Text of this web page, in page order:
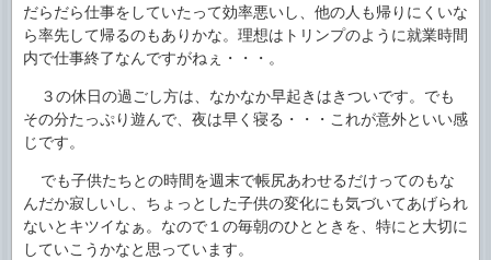
だらだら仕事をしていたって効率悪いし、他の人も帰りにくいな
ら率先して帰るのもありかな。理想はトリンプのように就業時間
内で仕事終了なんですがねぇ・・・。
３の休日の過ごし方は、なかなか早起きはきついです。でも
その分たっぷり遊んで、夜は早く寝る・・・これが意外といい感
じです。
でも子供たちとの時間を週末で帳尻あわせるだけってのもな
んだか寂しいし、ちょっとした子供の変化にも気づいてあげられ
ないとキツイなぁ。なので１の毎朝のひとときを、特にと大切に
していこうかなと思っています。